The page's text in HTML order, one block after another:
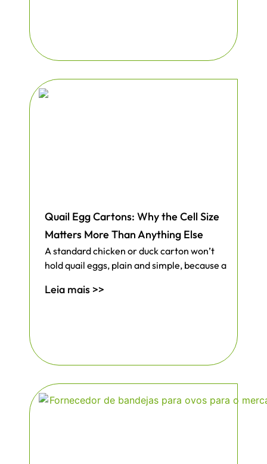
Quail Egg Cartons: Why the Cell Size
Matters More Than Anything Else
A standard chicken or duck carton won’t
hold quail eggs, plain and simple, because a
Leia mais >>